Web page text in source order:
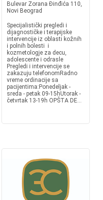
Bulevar Zorana Đinđića 110,
Novi Beograd
Specijalistički pregledi i
dijagnostičke i terapijske
intervencije iz oblasti kožnih
i polnih bolesti i
kozmetologje za decu,
adolescente i odrasle
Pregledi i intervencije se
zakazuju telefonomRadno
vreme ordinacije sa
pacijentima:Ponedeljak -
sreda - petak 09-15hUtorak -
četvrtak 13-19h OPŠTA DE...